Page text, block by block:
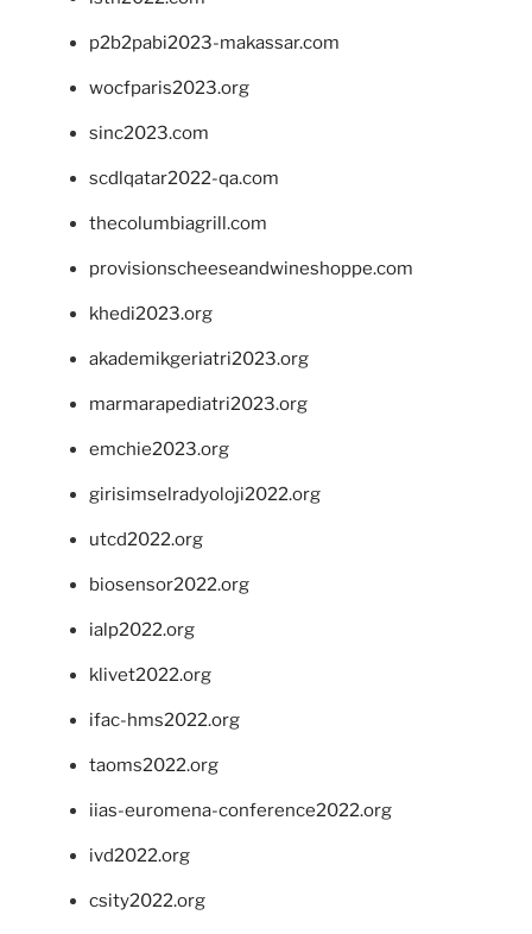
p2b2pabi2023-makassar.com
wocfparis2023.org
sinc2023.com
scdlqatar2022-qa.com
thecolumbiagrill.com
provisionscheeseandwineshoppe.com
khedi2023.org
akademikgeriatri2023.org
marmarapediatri2023.org
emchie2023.org
girisimselradyoloji2022.org
utcd2022.org
biosensor2022.org
ialp2022.org
klivet2022.org
ifac-hms2022.org
taoms2022.org
iias-euromena-conference2022.org
ivd2022.org
csity2022.org